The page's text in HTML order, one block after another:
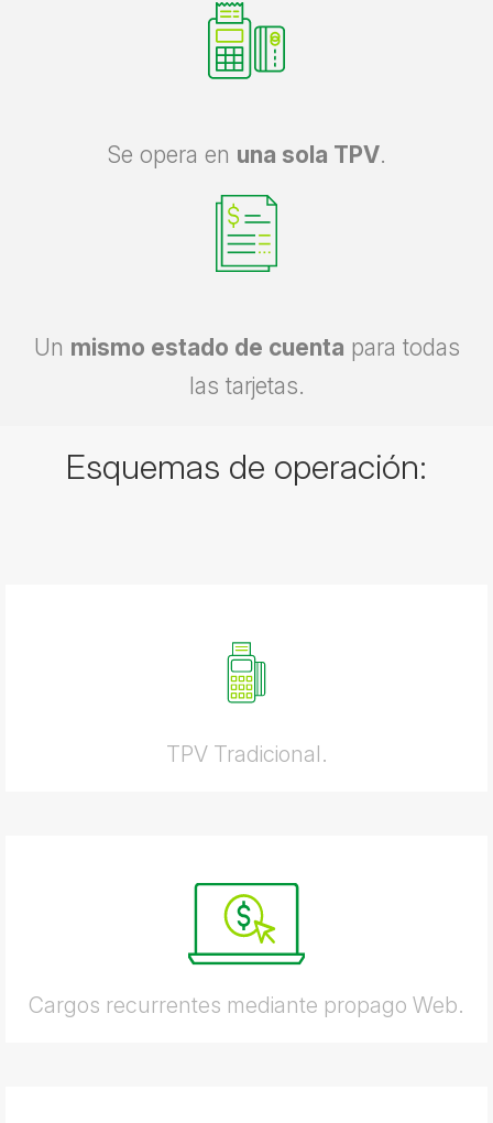
Se opera en una sola TPV.
Un mismo estado de cuenta para todas
las tarjetas.
Esquemas de operación:
TPV Tradicional.
Cargos recurrentes mediante propago Web.